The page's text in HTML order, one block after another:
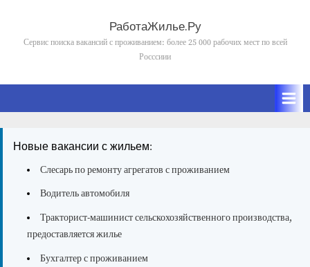
content
РаботаЖилье.Ру
Сервис поиска вакансий с проживанием: более 25 000 рабочих мест по всей
Росссиии
Новые вакансии с жильем:
Слесарь по ремонту агрегатов с проживанием
Водитель автомобиля
Тракторист-машинист сельскохозяйственного производства,
предоставляется жилье
Бухгалтер с проживанием